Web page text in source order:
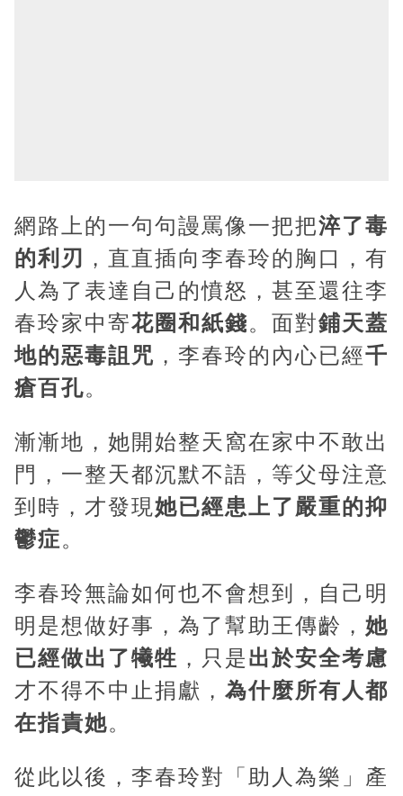
網路上的一句句謾罵像一把把淬了毒
的利刃 ，直直插向李春玲的胸口，有
人為了表達自己的憤怒，甚至還往李
春玲家中寄花圈和紙錢。面對鋪天蓋
地的惡毒詛咒 ，李春玲的內心已經千
瘡百孔。
漸漸地，她開始整天窩在家中不敢出
門，一整天都沉默不語，等父母注意
到時，才發現她已經患上了嚴重的抑
鬱症。
李春玲無論如何也不會想到，自己明
明是想做好事，為了幫助王傳齡， 她
已經做出了犧牲 ，只是出於安全考慮
才不得不中止捐獻， 為什麼所有人都
在指責她。
從此以後，李春玲對「助人為樂」產